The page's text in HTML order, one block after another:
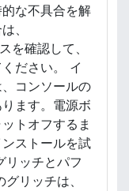
な不具合を解
、
確認して、
ださい。 イ
コンソールの
ます。電源ボ
トオフするま
ストールを試
リッチとパフ
リッチは、